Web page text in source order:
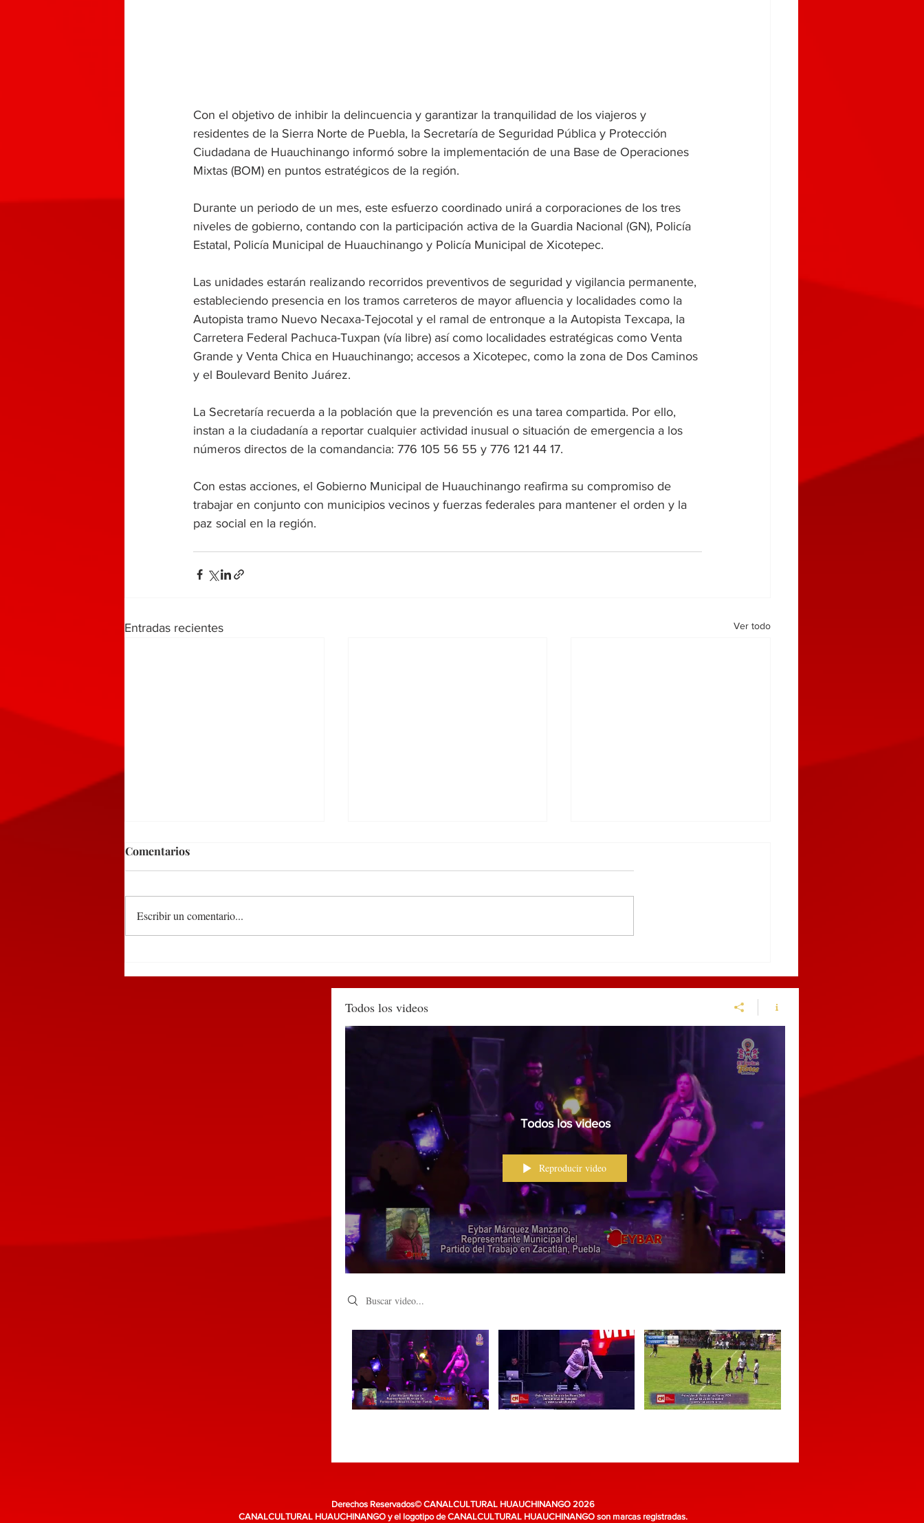
Con el objetivo de inhibir la delincuencia y garantizar la tranquilidad de los viajeros y
residentes de la Sierra Norte de Puebla, la Secretaría de Seguridad Pública y Protección
Ciudadana de Huauchinango informó sobre la implementación de una Base de Operaciones
Mixtas (BOM) en puntos estratégicos de la región.
Durante un periodo de un mes, este esfuerzo coordinado unirá a corporaciones de los tres
niveles de gobierno, contando con la participación activa de la Guardia Nacional (GN), Policía
Estatal, Policía Municipal de Huauchinango y Policía Municipal de Xicotepec.
Las unidades estarán realizando recorridos preventivos de seguridad y vigilancia permanente,
estableciendo presencia en los tramos carreteros de mayor afluencia y localidades como la
Autopista tramo Nuevo Necaxa-Tejocotal y el ramal de entronque a la Autopista Texcapa, la
Carretera Federal Pachuca-Tuxpan (vía libre) así como localidades estratégicas como Venta
Grande y Venta Chica en Huauchinango; accesos a Xicotepec, como la zona de Dos Caminos
y el Boulevard Benito Juárez.
La Secretaría recuerda a la población que la prevención es una tarea compartida. Por ello,
instan a la ciudadanía a reportar cualquier actividad inusual o situación de emergencia a los
números directos de la comandancia: 776 105 56 55 y 776 121 44 17.
Con estas acciones, el Gobierno Municipal de Huauchinango reafirma su compromiso de
trabajar en conjunto con municipios vecinos y fuerzas federales para mantener el orden y la
paz social en la región.
Entradas recientes Ver todo
Huauchinango en encuentro
PUEBLA RECIBIRÁ EL
TIANGUIS TURÍSTICO
MÉXICO 2027
Huauchinango a sujeto por
agredir a una policía
municipal y alterar el orden
Comentarios
Escribir un comentario...
Todos los videos
Todos los videos
Reproducir video
Search videos
Derechos Reservados© CANALCULTURAL HUAUCHINANGO 2026
CANALCULTURAL HUAUCHINANGO y el logotipo de CANALCULTURAL HUAUCHINANGO son marcas registradas.